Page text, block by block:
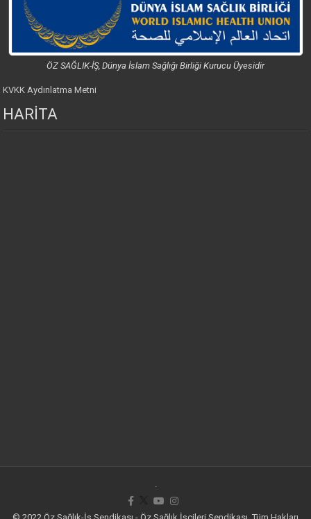
ÖZ SAĞLIK-İŞ, Dünya İslam Sağlığı Birliği Kurucu Üyesidir
KVKK Aydınlatma Metni
HARİTA